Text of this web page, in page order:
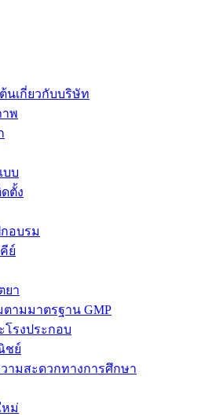
นเกี่ยวกับบริษัท
พ
บบ
ตั้ง
อบรม
ย์
ยา
ามมาตรฐาน GMP
โรงประกอบ
ชย์
ามสะดวกทางการศึกษา
หม่